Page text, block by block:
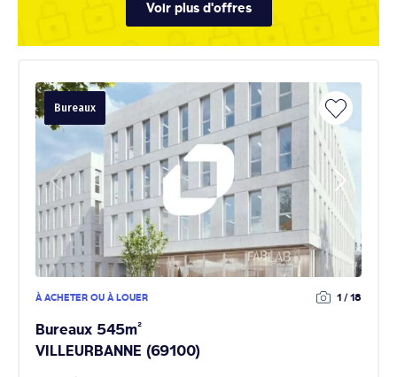
Voir plus d'offres
Bureaux
À ACHETER OU À LOUER 1 / 18
Bureaux 545m²
VILLEURBANNE (69100)